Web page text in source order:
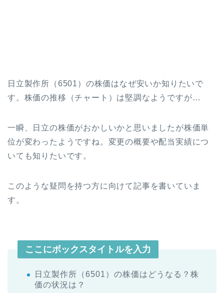
日立製作所（6501）の株価はなぜ安いか知りたいで
す。株価の推移（チャート）は堅調なようですが…
一瞬、日立の株価がおかしいかと思いましたが株価単
位が変わったようですね。変更の概要や配当実績につ
いても知りたいです。
このような疑問を持つ方に向けて記事を書いていま
す。
ここにボックスタイトルを入力
日立製作所（6501）の株価はどうなる？株
価の状況は？